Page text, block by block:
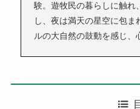
観光
モンゴ
験。遊牧民の暮らしに触れ
し、夜は満天の星空に包
ルの大自然の鼓動を感じ、